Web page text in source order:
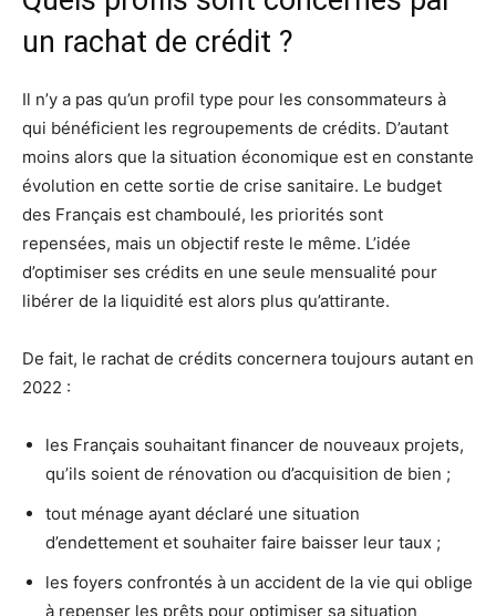
un rachat de crédit ?
Il n’y a pas qu’un profil type pour les consommateurs à
qui bénéficient les regroupements de crédits. D’autant
moins alors que la situation économique est en constante
évolution en cette sortie de crise sanitaire. Le budget
des Français est chamboulé, les priorités sont
repensées, mais un objectif reste le même. L’idée
d’optimiser ses crédits en une seule mensualité pour
libérer de la liquidité est alors plus qu’attirante.
De fait, le rachat de crédits concernera toujours autant en
2022 :
les Français souhaitant financer de nouveaux projets,
qu’ils soient de rénovation ou d’acquisition de bien ;
tout ménage ayant déclaré une situation
d’endettement et souhaiter faire baisser leur taux ;
les foyers confrontés à un accident de la vie qui oblige
à repenser les prêts pour optimiser sa situation